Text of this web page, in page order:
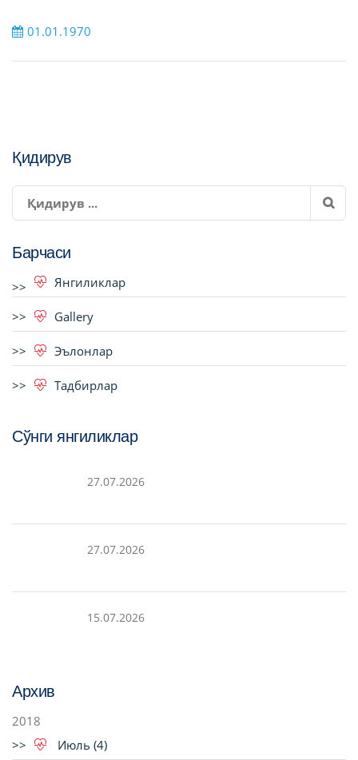
Қидирув
Барчаси
Янгиликлар
Gallery
Эълонлар
Тадбирлар
Сўнги янгиликлар
27.07.2026
27.07.2026
15.07.2026
Архив
2018
Июль (4)
01.01.1970